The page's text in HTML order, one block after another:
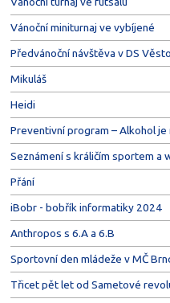
Vánoční miniturnaj ve vybíjené
Předvánoční návštěva v DS
Mikuláš
Heidi
Preventivní program – Alkohol
Seznámení s králičím sportem a
Přání
iBobr - bobřík informatiky 2024
Anthropos s 6.A a 6.B
Sportovní den mládeže v MČ
Třicet pět let od Sametové